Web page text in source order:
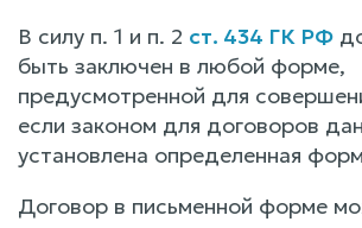
В силу п. 1 и п. 2 ст. 434 ГК РФ
быть заключен в любой форме,
предусмотренной для
если законом для договоров
установлена определенная
Договор в письменной форме